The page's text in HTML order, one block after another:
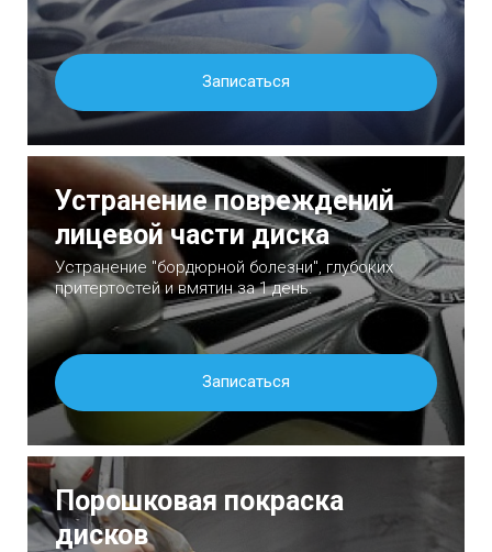
Записаться
Устранение повреждений
лицевой части диска
Устранение "бордюрной болезни", глубоких
притертостей и вмятин за 1 день.
Записаться
Порошковая покраска
дисков